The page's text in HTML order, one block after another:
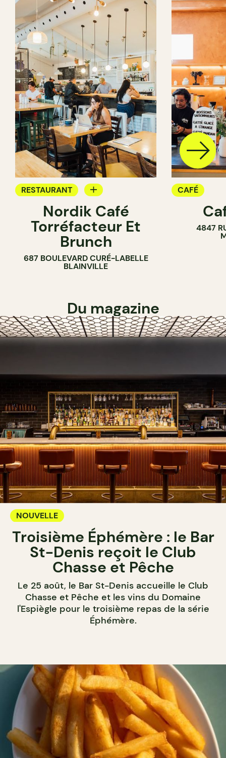
RESTAURANT
Nordik Café
Torréfacteur Et
Brunch
687 BOULEVARD CURÉ-LABELLE
BLAINVILLE
CAFÉ
4847
Du magazine
NOUVELLE
Troisième Éphémère : le Bar
St-Denis reçoit le Club
Chasse et Pêche
Le 25 août, le Bar St-Denis accueille le Club
Chasse et Pêche et les vins du Domaine
l'Espiègle pour le troisième repas de la série
Éphémère.